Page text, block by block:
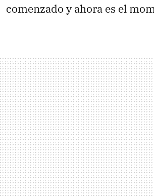
comenzado y ahora es el